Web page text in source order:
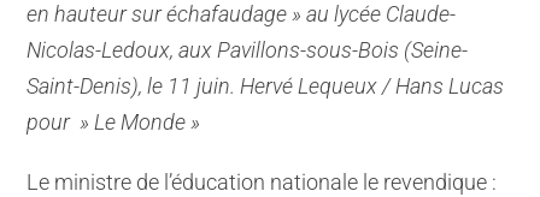
en hauteur sur échafaudage » au lycée Claude-
Nicolas-Ledoux, aux Pavillons-sous-Bois (Seine-
Saint-Denis), le 11 juin. Hervé Lequeux / Hans Lucas
pour » Le Monde »
Le ministre de l’éducation nationale le revendique :